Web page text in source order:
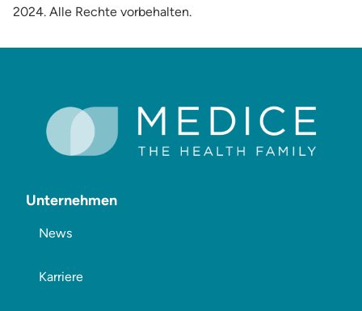
2024. Alle Rechte vorbehalten.
Unternehmen
News
Karriere